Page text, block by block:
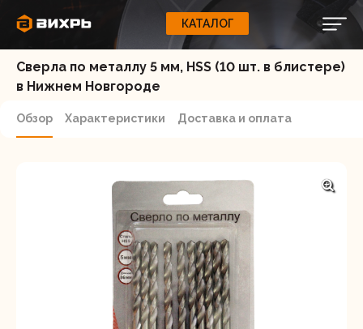
КАТАЛОГ
КАТАЛОГ
Вход Регистрация
О бренде
Доставка и оплата
Свернуть
ЭЛЕКТРОИНСТРУМЕНТЫ
СЕЛЬХОЗТЕХНИКА
ОБОРУДОВАНИЕ
Сверла по металлу 5 мм, HSS (10 шт. в блистере)
в Нижнем Новгороде
Обзор Характеристики Доставка и оплата
Забыли пароль?
ВАШ ЗАКАЗ
Корзина
Ваша корзина пуста.